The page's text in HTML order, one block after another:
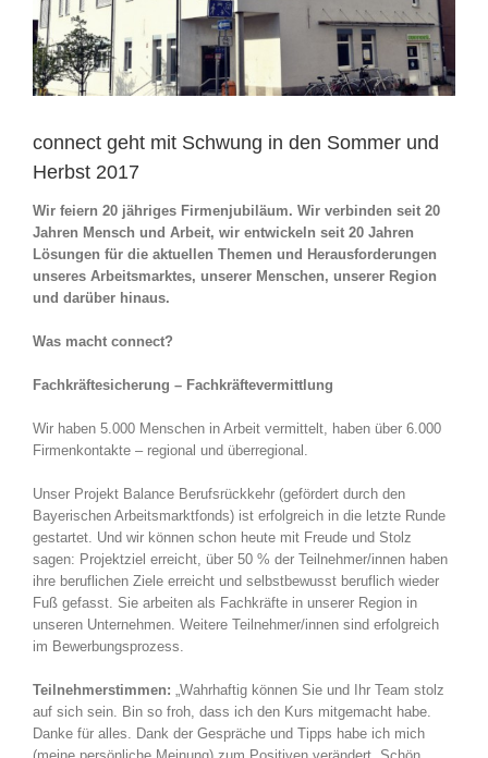
connect geht mit Schwung in den Sommer und
Herbst 2017
Wir feiern 20 jähriges Firmenjubiläum. Wir verbinden seit 20
Jahren Mensch und Arbeit, wir entwickeln seit 20 Jahren
Lösungen für die aktuellen Themen und Herausforderungen
unseres Arbeitsmarktes, unserer Menschen, unserer Region
und darüber hinaus.
Was macht connect?
Fachkräftesicherung – Fachkräftevermittlung
Wir haben 5.000 Menschen in Arbeit vermittelt, haben über 6.000
Firmenkontakte – regional und überregional.
Unser Projekt Balance Berufsrückkehr (gefördert durch den
Bayerischen Arbeitsmarktfonds) ist erfolgreich in die letzte Runde
gestartet. Und wir können schon heute mit Freude und Stolz
sagen: Projektziel erreicht, über 50 % der Teilnehmer/innen haben
ihre beruflichen Ziele erreicht und selbstbewusst beruflich wieder
Fuß gefasst. Sie arbeiten als Fachkräfte in unserer Region in
unseren Unternehmen. Weitere Teilnehmer/innen sind erfolgreich
im Bewerbungsprozess.
Teilnehmerstimmen: „Wahrhaftig können Sie und Ihr Team stolz
auf sich sein. Bin so froh, dass ich den Kurs mitgemacht habe.
Danke für alles. Dank der Gespräche und Tipps habe ich mich